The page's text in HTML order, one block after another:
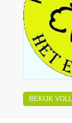
BEKIJK